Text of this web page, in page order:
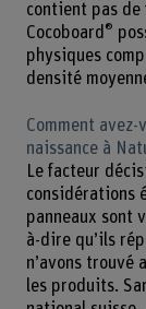
contient pas de
Cocoboard ®
physiques
densité
Comment avez-
naissance à
Le facteur
considérations
panneaux sont
à-dire qu’ils
n’avons trouvé
les produits.